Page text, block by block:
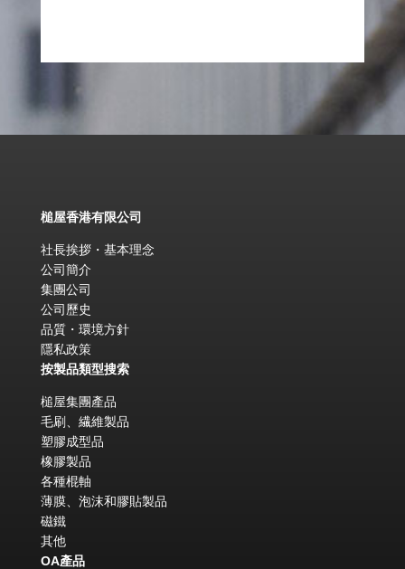
槌屋香港有限公司
社長挨拶・基本理念
公司簡介
集團公司
公司歷史
品質・環境方針
隱私政策
按製品類型搜索
槌屋集團產品
毛刷、繊維製品
塑膠成型品
橡膠製品
各種棍軸
薄膜、泡沫和膠貼製品
磁鐵
其他
OA產品